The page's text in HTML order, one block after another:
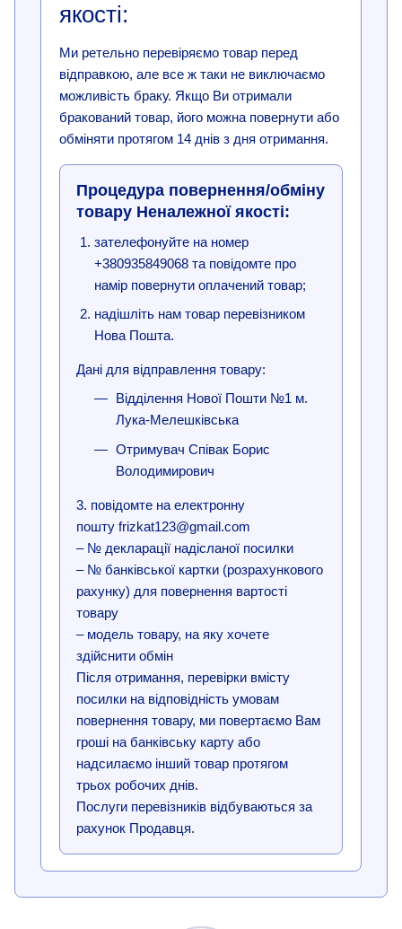
якості:
Ми ретельно перевіряємо товар перед
відправкою, але все ж таки не виключаємо
можливість браку. Якщо Ви отримали
бракований товар, його можна повернути або
обміняти протягом 14 днів з дня отримання.
Процедура повернення/обміну
товару Неналежної якості:
зателефонуйте на номер
+380935849068 та повідомте про
намір повернути оплачений товар;
надішліть нам товар перевізником
Нова Пошта.
Дані для відправлення товару:
Відділення Нової Пошти №1 м.
Лука-Мелешківська
Отримувач Співак Борис
Володимирович
3. повідомте на електронну
пошту frizkat123@gmail.com
– № декларації надісланої посилки
– № банківської картки (розрахункового
рахунку) для повернення вартості
товару
– модель товару, на яку хочете
здійснити обмін
Після отримання, перевірки вмісту
посилки на відповідність умовам
повернення товару, ми повертаємо Вам
гроші на банківську карту або
надсилаємо інший товар протягом
трьох робочих днів.
Послуги перевізників відбуваються за
рахунок Продавця.